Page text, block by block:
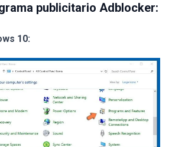
publicitario Adblocker:
10: